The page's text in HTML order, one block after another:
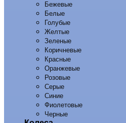
Бежевые
Белые
Голубые
Желтые
Зеленые
Коричневые
Красные
Оранжевые
Розовые
Серые
Синие
Фиолетовые
Черные